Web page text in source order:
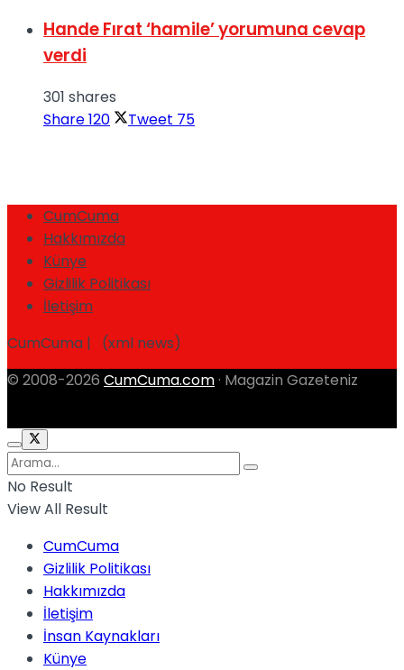
Hande Fırat ‘hamile’ yorumuna cevap
verdi
301 shares
Share120 Tweet 75
CumCuma
Hakkımızda
Künye
Gizlilik Politikası
İletişim
CumCuma | (xml news)
© 2008-2026 CumCuma.com · Magazin Gazeteniz
No Result
View All Result
CumCuma
Gizlilik Politikası
Hakkımızda
İletişim
İnsan Kaynakları
Künye